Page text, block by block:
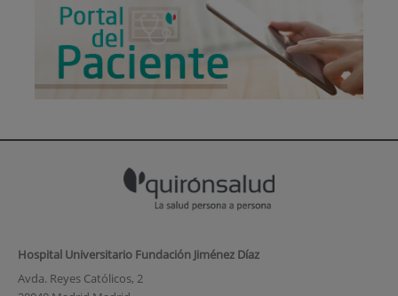
Hospital Universitario Fundación Jiménez Díaz
Avda. Reyes Católicos, 2